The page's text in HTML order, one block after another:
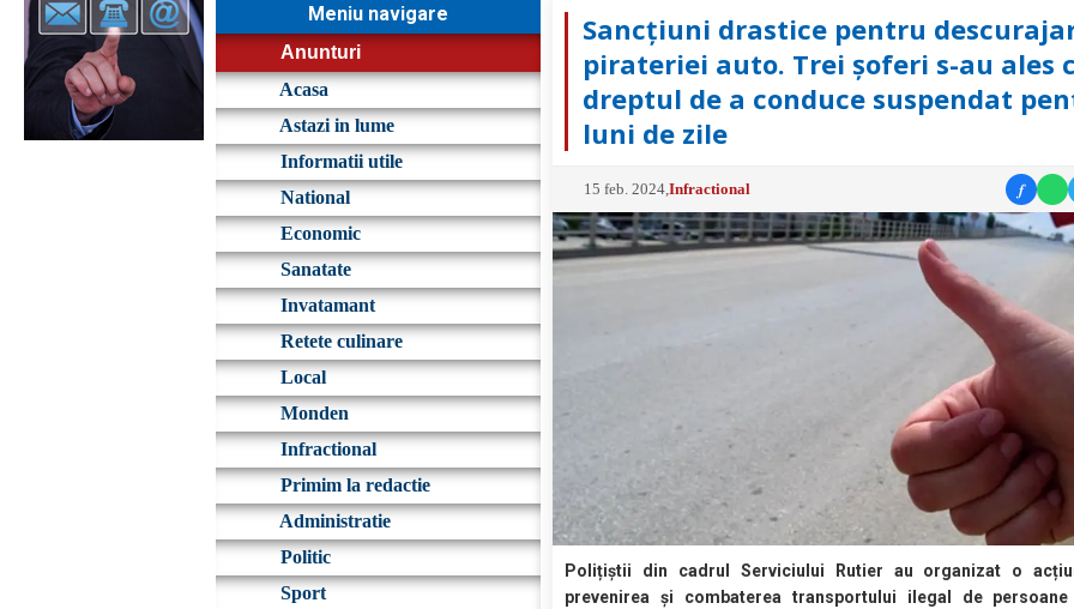
Meniu navigare
Anunturi
Acasa
Astazi in lume
Informatii utile
National
Economic
Sanatate
Invatamant
Retete culinare
Local
Monden
Infractional
Primim la redactie
Administratie
Politic
Sport
Sancțiuni drastice pentru
pirateriei auto. Trei șoferi s-au ales
dreptul de a conduce suspendat
luni de zile
15 feb. 2024 ,Infractional f
Polițiștii din cadrul Serviciului Rutier au organizat o
prevenirea și combaterea transportului ilegal de